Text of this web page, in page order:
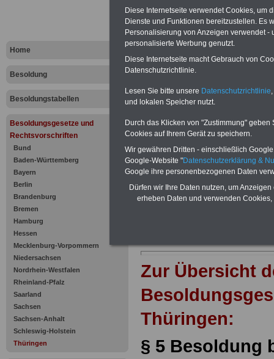
Home
Besoldung
Besoldungstabellen
Besoldungsgesetze und
Rechtsvorschriften
Bund
Baden-Württemberg
Bayern
Berlin
Brandenburg
Bremen
Hamburg
Hessen
Mecklenburg-Vorpommern
Niedersachsen
Nordrhein-Westfalen
Rheinland-Pfalz
Saarland
Sachsen
Sachsen-Anhalt
Schleswig-Holstein
Thüringen
Landes
Besoldung
Zur Übersicht
Thüringen:
§ 5 Besoldung
Diese Internetseite verwendet Cookies, um
Dienste und Funktionen bereitzustellen. Es
Personalisierung von Anzeigen verwendet
personalisierte Werbung genutzt.
Diese Internetseite macht Gebrauch von
Datenschutzrichtlinie.
Lesen Sie bitte unsere Datenschutzrichtlinie
und lokalen Speicher nutzt.
Durch das Klicken von "Zustimmung"
Cookies auf Ihrem Gerät zu speichern.
Wir gewähren Dritten - einschließlich
Google-Website "Datenschutzerklärung &
Google ihre personenbezogenen Daten
Dürfen wir Ihre Daten nutzen, um
erheben Daten und verwenden